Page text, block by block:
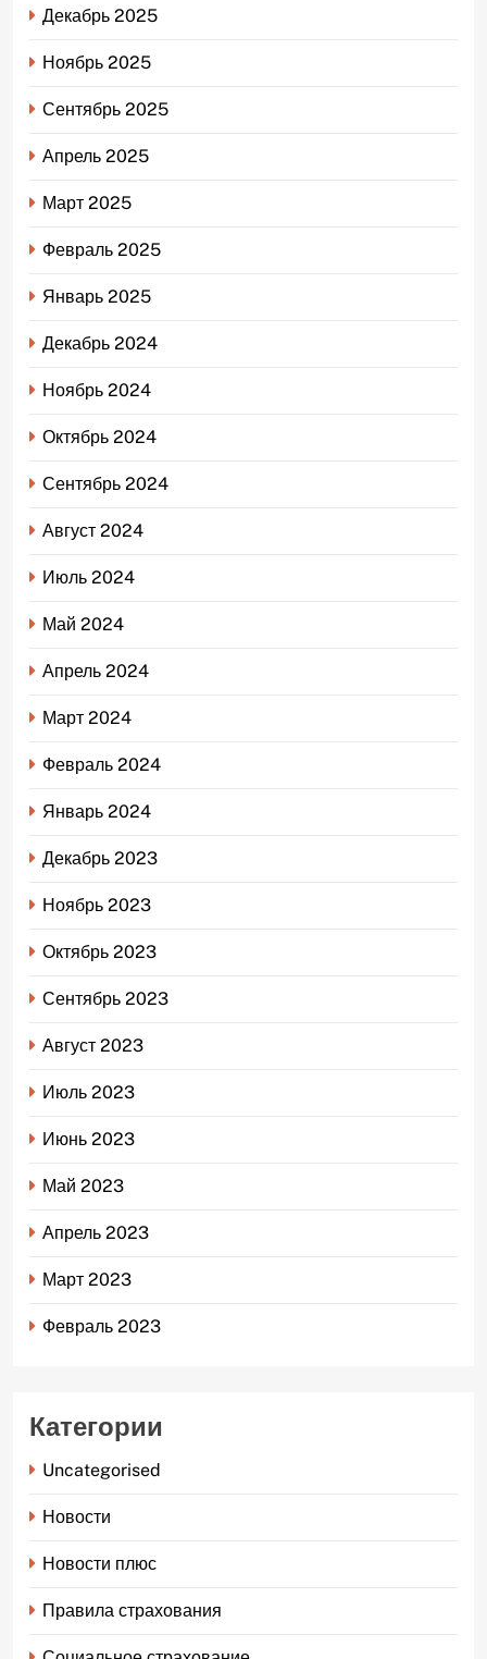
Декабрь 2025
Ноябрь 2025
Сентябрь 2025
Апрель 2025
Март 2025
Февраль 2025
Январь 2025
Декабрь 2024
Ноябрь 2024
Октябрь 2024
Сентябрь 2024
Август 2024
Июль 2024
Май 2024
Апрель 2024
Март 2024
Февраль 2024
Январь 2024
Декабрь 2023
Ноябрь 2023
Октябрь 2023
Сентябрь 2023
Август 2023
Июль 2023
Июнь 2023
Май 2023
Апрель 2023
Март 2023
Февраль 2023
Категории
Uncategorised
Новости
Новости плюс
Правила страхования